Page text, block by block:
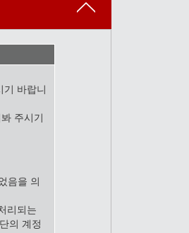
기 바랍니
주시기
음을 의
리되는
의 계정